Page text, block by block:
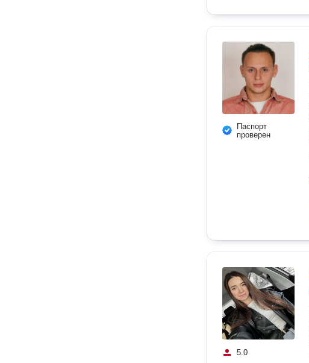
Паспорт
проверен
5.0